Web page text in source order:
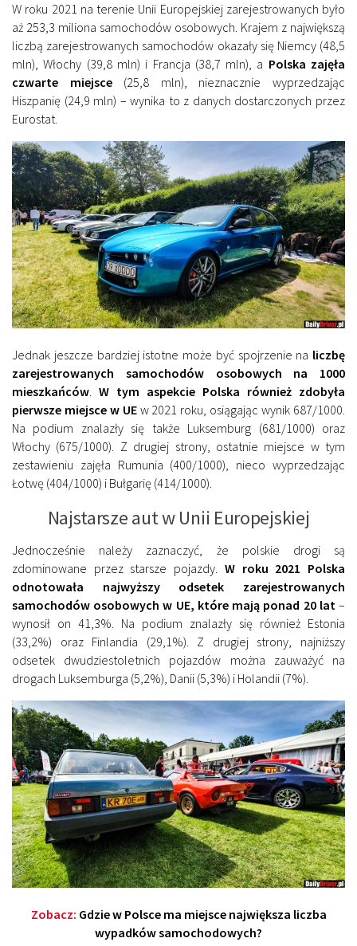
W roku 2021 na terenie Unii Europejskiej zarejestrowanych było
aż 253,3 miliona samochodów osobowych. Krajem z największą
liczbą zarejestrowanych samochodów okazały się Niemcy (48,5
mln), Włochy (39,8 mln) i Francja (38,7 mln), a Polska zajęła
czwarte miejsce(25,8 mln), nieznacznie wyprzedzając
Hiszpanię (24,9 mln) – wynika to z danych dostarczonych przez
Eurostat.
Jednak jeszcze bardziej istotne może być spojrzenie na liczbę
zarejestrowanych samochodów osobowych na 1000
mieszkańców. W tym aspekcie Polska również zdobyła
pierwsze miejsce w UEw 2021 roku, osiągając wynik 687/1000.
Na podium znalazły się także Luksemburg (681/1000) oraz
Włochy (675/1000). Z drugiej strony, ostatnie miejsce w tym
zestawieniu zajęła Rumunia (400/1000), nieco wyprzedzając
Łotwę (404/1000) i Bułgarię (414/1000).
Najstarsze aut w Unii Europejskiej
Jednocześnie należy zaznaczyć, że polskie drogi są
zdominowane przez starsze pojazdy. W roku 2021 Polska
odnotowała najwyższy odsetek zarejestrowanych
samochodów osobowych w UE, które mają ponad 20 lat–
wynosił on 41,3%. Na podium znalazły się również Estonia
(33,2%) oraz Finlandia (29,1%). Z drugiej strony, najniższy
odsetek dwudziestoletnich pojazdów można zauważyć na
drogach Luksemburga (5,2%), Danii (5,3%) i Holandii (7%).
Zobacz: Gdzie w Polsce ma miejsce największa liczba
wypadków samochodowych?